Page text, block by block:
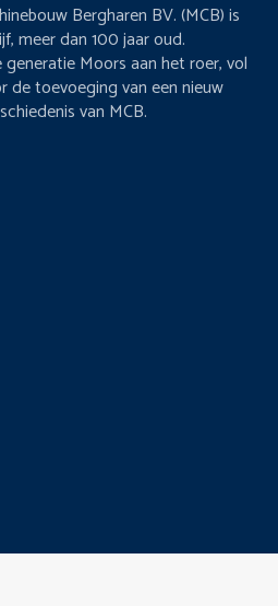
Bergharen BV. (MCB) is
meer dan 100 jaar oud.
Moors aan het roer, vol
de toevoeging van een nieuw
van MCB.